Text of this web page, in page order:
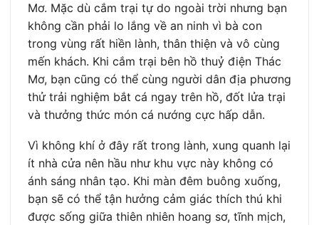
Mơ. Mặc dù cắm trại tự do ngoài trời nhưng bạn
không cần phải lo lắng về an ninh vì bà con
trong vùng rất hiền lành, thân thiện và vô cùng
mến khách. Khi cắm trại bên hồ thuỷ điện Thác
Mơ, bạn cũng có thể cùng người dân địa phương
thử trải nghiệm bắt cá ngay trên hồ, đốt lửa trại
và thưởng thức món cá nướng cực hấp dẫn.
Vì không khí ở đây rất trong lành, xung quanh lại
ít nhà cửa nên hầu như khu vực này không có
ánh sáng nhân tạo. Khi màn đêm buông xuống,
bạn sẽ có thể tận hưởng cảm giác thích thú khi
được sống giữa thiên nhiên hoang sơ, tĩnh mịch,